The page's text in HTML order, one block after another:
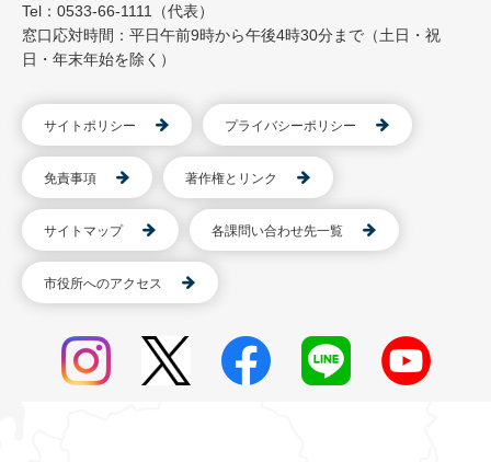
Tel：0533-66-1111（代表）
窓口応対時間：平日午前9時から午後4時30分まで（土日・祝
日・年末年始を除く）
サイトポリシー プライバシーポリシー
免責事項 著作権とリンク
サイトマップ 各課問い合わせ先一覧
市役所へのアクセス